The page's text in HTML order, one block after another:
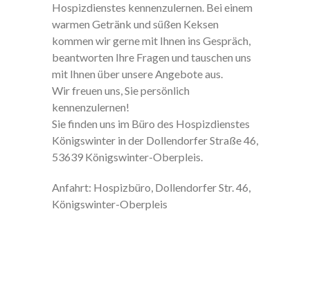
Hospizdienstes kennenzulernen. Bei einem
warmen Getränk und süßen Keksen
kommen wir gerne mit Ihnen ins Gespräch,
beantworten Ihre Fragen und tauschen uns
mit Ihnen über unsere Angebote aus.
Wir freuen uns, Sie persönlich
kennenzulernen!
Sie finden uns im Büro des Hospizdienstes
Königswinter in der Dollendorfer Straße 46,
53639 Königswinter-Oberpleis.
Anfahrt: Hospizbüro, Dollendorfer Str. 46,
Königswinter-Oberpleis